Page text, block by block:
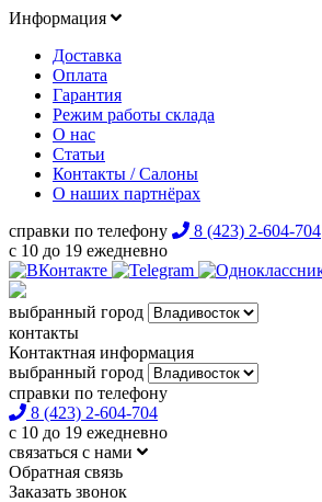
Информация
Доставка
Оплата
Гарантия
Режим работы склада
О нас
Статьи
Контакты / Салоны
О наших партнёрах
справки по телефону
8 (423) 2-604-704
с 10 до 19 ежедневно
выбранный город
контакты
Контактная информация
выбранный город
справки по телефону
8 (423) 2-604-704
с 10 до 19 ежедневно
связаться с нами
Обратная связь
Заказать звонок